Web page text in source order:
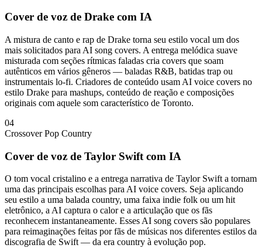
Cover de voz de Drake com IA
A mistura de canto e rap de Drake torna seu estilo vocal um dos
mais solicitados para AI song covers. A entrega melódica suave
misturada com seções rítmicas faladas cria covers que soam
autênticos em vários gêneros — baladas R&B, batidas trap ou
instrumentais lo-fi. Criadores de conteúdo usam AI voice covers no
estilo Drake para mashups, conteúdo de reação e composições
originais com aquele som característico de Toronto.
04
Crossover Pop Country
Cover de voz de Taylor Swift com IA
O tom vocal cristalino e a entrega narrativa de Taylor Swift a tornam
uma das principais escolhas para AI voice covers. Seja aplicando
seu estilo a uma balada country, uma faixa indie folk ou um hit
eletrônico, a AI captura o calor e a articulação que os fãs
reconhecem instantaneamente. Esses AI song covers são populares
para reimaginações feitas por fãs de músicas nos diferentes estilos da
discografia de Swift — da era country à evolução pop.